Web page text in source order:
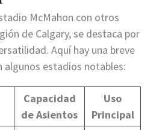
McMahon con otros
de Calgary, se destaca por
Aquí hay una breve
algunos estadios notables:
Capacidad
de Asientos
Uso
Principal